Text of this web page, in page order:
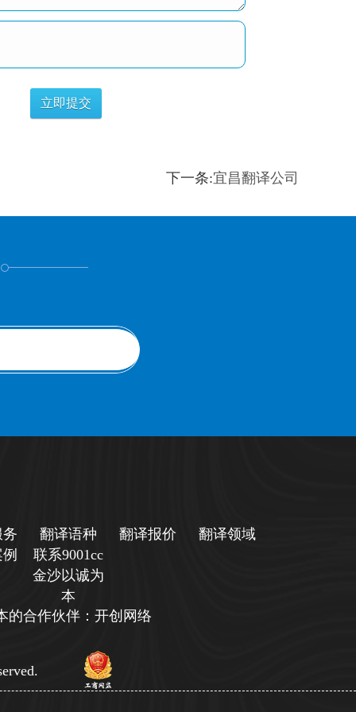
下一条:宜昌翻译公司
翻译语种 翻译报价
翻译领域
联系9001cc
金沙以诚为
本
的合作伙伴：开创网络